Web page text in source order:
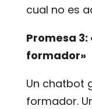
cual no es
Promesa
formador»
Un chatbot
formador.